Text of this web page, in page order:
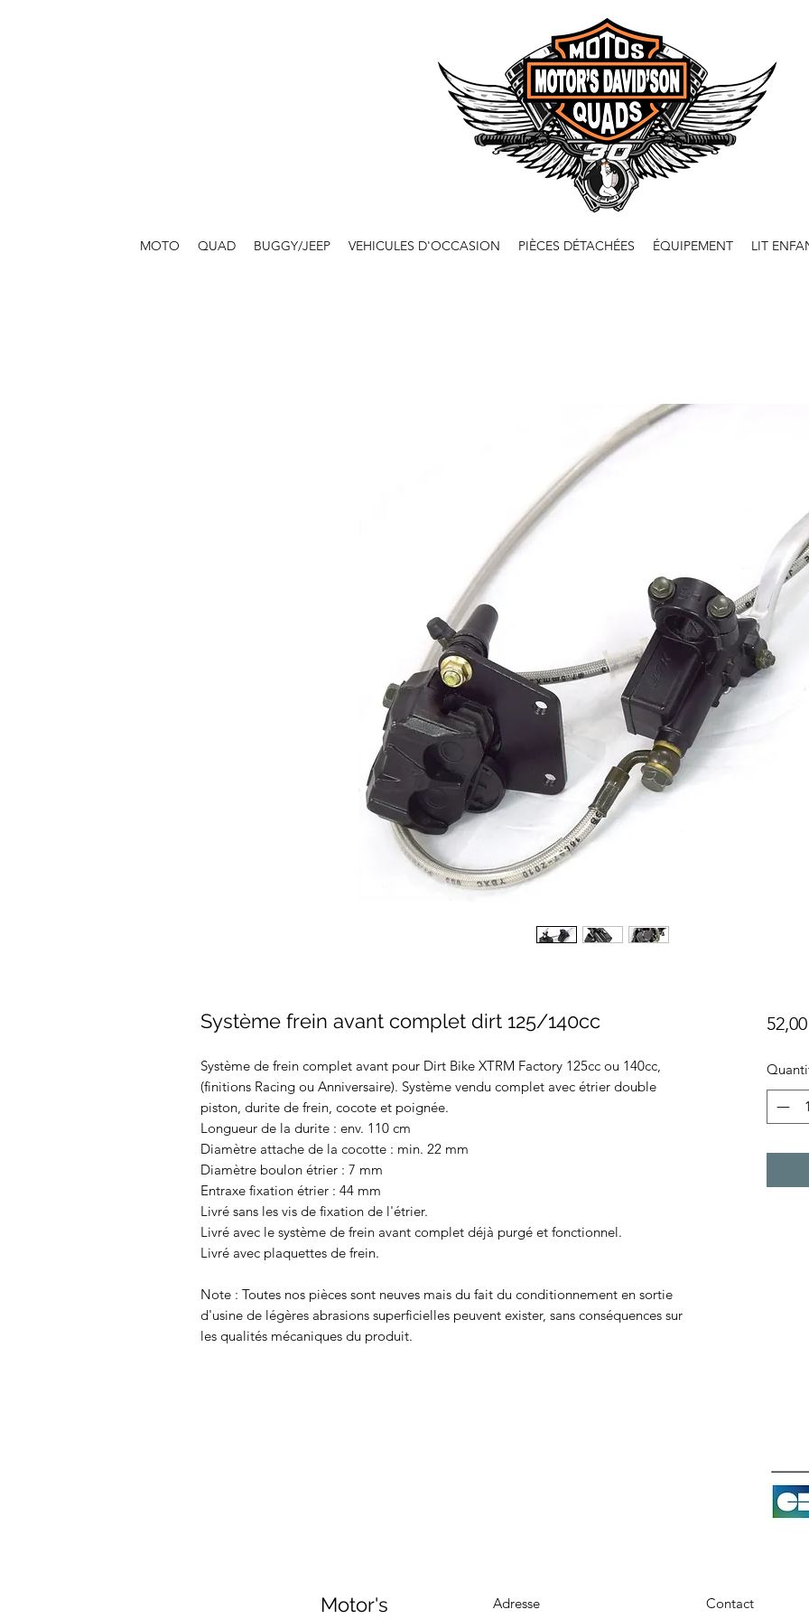
MOTO QUAD BUGGY/JEEP VEHICULES D'OCCASION PIÈCES DÉTACHÉES ÉQUIPEMENT LIT
Système frein avant complet dirt 125/140cc
Système de frein complet avant pour Dirt Bike XTRM Factory 125cc ou 140cc,
(finitions Racing ou Anniversaire). Système vendu complet avec étrier double
piston, durite de frein, cocote et poignée.
Longueur de la durite : env. 110 cm
Diamètre attache de la cocotte : min. 22 mm
Diamètre boulon étrier : 7 mm
Entraxe fixation étrier : 44 mm
Livré sans les vis de fixation de l'étrier.
Livré avec le système de frein avant complet déjà purgé et fonctionnel.
Livré avec plaquettes de frein.
Note : Toutes nos pièces sont neuves mais du fait du conditionnement en sortie
d'usine de légères abrasions superficielles peuvent exister, sans conséquences sur
les qualités mécaniques du produit.
Motor's Adresse Contact